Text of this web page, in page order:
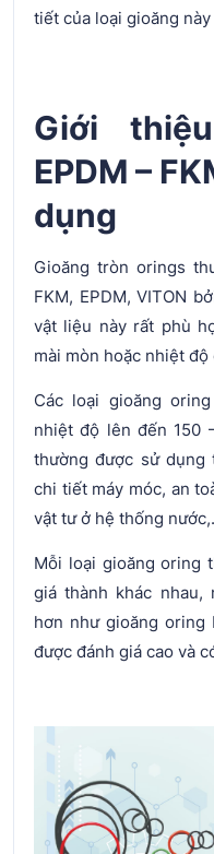
tiết của loại gioăng
Giới
EPDM –
dụng
Gioăng tròn orings
FKM, EPDM, VITON
vật liệu này rất phù
mài mòn hoặc nhiệt độ
Các loại gioăng
nhiệt độ lên đến 150
thường được sử dụng
chi tiết máy móc, an
vật tư ở hệ thống
Mỗi loại gioăng oring
giá thành khác nhau,
hơn như gioăng oring
được đánh giá cao và